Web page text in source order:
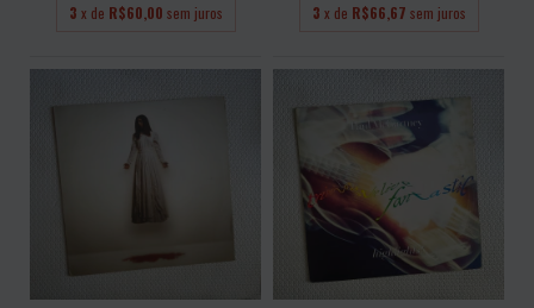
3 x de R$60,00 sem juros 3 x de R$66,67 sem juros